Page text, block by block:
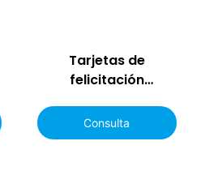
Tarjetas de
felicitación
papel
biodegradable con
Consulta